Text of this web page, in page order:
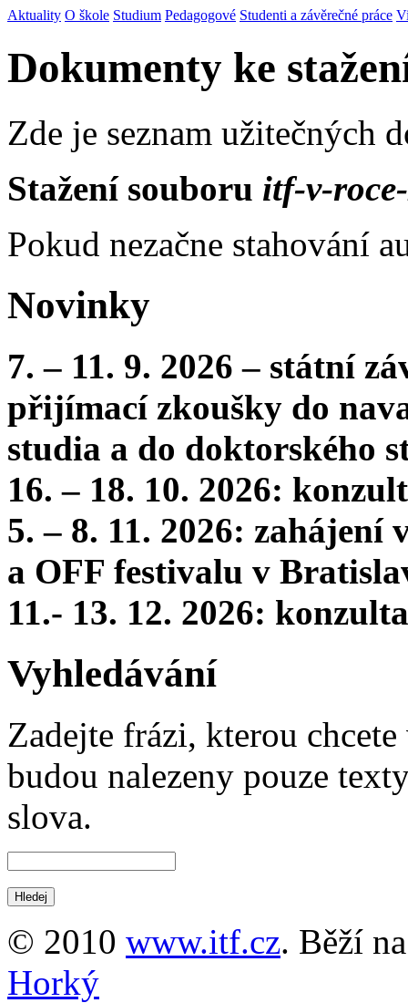
Aktuality O škole Studium Pedagogové Studenti a závěrečné práce
Dokumenty ke
Zde je seznam užitečných
Stažení souboru itf-v-
Pokud nezačne stahování
Novinky
7. – 11. 9. 2026 – státní
přijímací zkoušky do
studia a do doktorského
16. – 18. 10. 2026:
5. – 8. 11. 2026:
a OFF festivalu v
11.- 13. 12. 2026:
Vyhledávání
Zadejte frázi, kterou
budou nalezeny pouze
slova.
© 2010 www.itf.cz. Běží
Horký